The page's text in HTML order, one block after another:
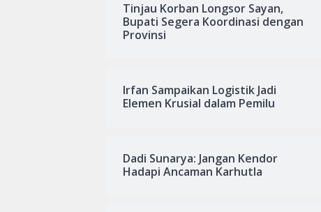
Tinjau Korban Longsor Sayan,
Bupati Segera Koordinasi dengan
Provinsi
Irfan Sampaikan Logistik Jadi
Elemen Krusial dalam Pemilu
Dadi Sunarya: Jangan Kendor
Hadapi Ancaman Karhutla